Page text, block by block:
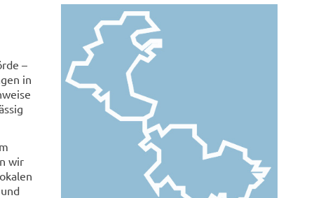
–
in
wir